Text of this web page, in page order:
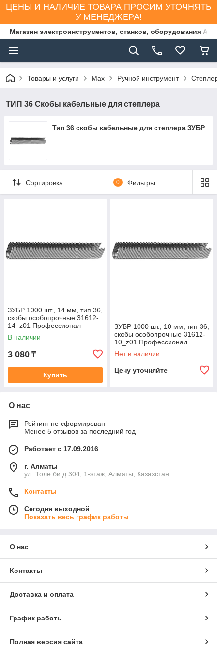
ЦЕНЫ И НАЛИЧИЕ ТОВАРА ПРОСИМ УТОЧНЯТЬ
У МЕНЕДЖЕРА!
Магазин электроинструментов, станков, оборудования
Товары и услуги Max Ручной инструмент
ТИП 36 Скобы кабельные для степлера
Тип 36 скобы кабельные для степлера ЗУБР
Сортировка 0 Фильтры
ЗУБР 1000 шт., 14 мм, тип 36,
скобы особопрочные 31612-
14_z01 Профессионал
В наличии
3 080 ₸
Купить
ЗУБР 1000 шт., 10 мм, тип 36,
скобы особопрочные 31612-
10_z01 Профессионал
Нет в наличии
Цену уточняйте
О нас
Рейтинг не сформирован
Менее 5 отзывов за последний год
Работает с 17.09.2016
г. Алматы
ул. Толе би д.304, 1-этаж, Алматы, Казахстан
Контакты
Сегодня выходной
Показать весь график работы
О нас
Контакты
Доставка и оплата
График работы
Полная версия сайта